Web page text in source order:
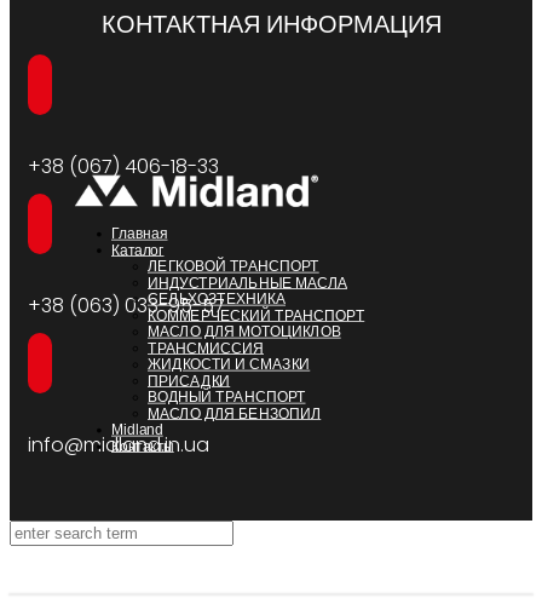
КОНТАКТНАЯ ИНФОРМАЦИЯ
+38 (067) 406-18-33
+38 (063) 033-95-57
info@midland.in.ua
Главная
Каталог
ЛЕГКОВОЙ ТРАНСПОРТ
ИНДУСТРИАЛЬНЫЕ МАСЛА
СЕЛЬХОЗТЕХНИКА
КОММЕРЧЕСКИЙ ТРАНСПОРТ
МАСЛО ДЛЯ МОТОЦИКЛОВ
ТРАНСМИССИЯ
ЖИДКОСТИ И СМАЗКИ
ПРИСАДКИ
ВОДНЫЙ ТРАНСПОРТ
МАСЛО ДЛЯ БЕНЗОПИЛ
Midland
Контакты